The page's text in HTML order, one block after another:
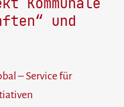
und
– Service für